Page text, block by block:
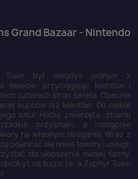
Grand Bazaar - Nintendo
był niegdyś jednym z
świecie, przyciągając klientów i
czterech stron świata. Obecnie
kupców niż klientów. Do ciebie
losu! Hoduj zwierzęta, zbieraj
przysmaki, a następnie
na własnym straganie. Wraz z
pojawiać się nowe towary i usługi,
do ulepszenia swojej farmy.
na bazarze, a Zephyr Town